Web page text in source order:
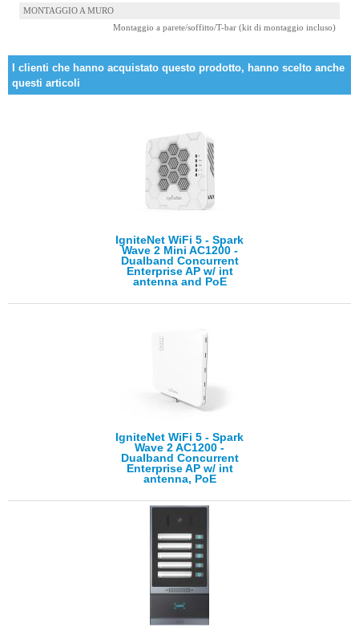
MONTAGGIO A MURO
Montaggio a parete/soffitto/T-bar (kit di montaggio incluso)
I clienti che hanno acquistato questo prodotto, hanno scelto anche
questi articoli
IgniteNet WiFi 5 - Spark
Wave 2 Mini AC1200 -
Dualband Concurrent
Enterprise AP w/ int
antenna and PoE
IgniteNet WiFi 5 - Spark
Wave 2 AC1200 -
Dualband Concurrent
Enterprise AP w/ int
antenna, PoE